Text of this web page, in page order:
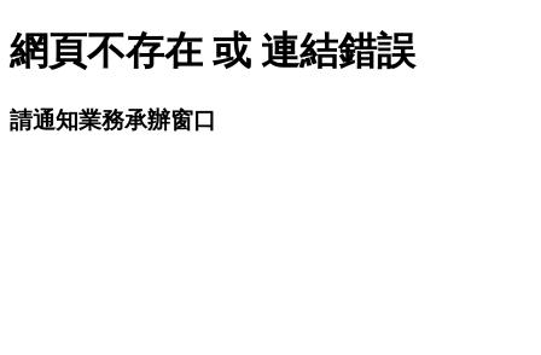
網頁不存在 或 連結錯誤
請通知業務承辦窗口